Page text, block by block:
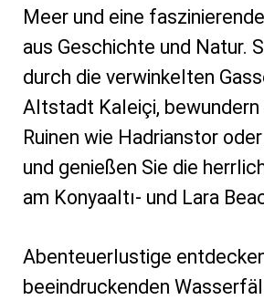
Meer und eine
aus Geschichte und Natur.
durch die verwinkelten
Altstadt Kaleiçi, bewundern
Ruinen wie Hadrianstor
und genießen Sie die
am Konyaaltı- und Lara
Abenteuerlustige
beeindruckenden